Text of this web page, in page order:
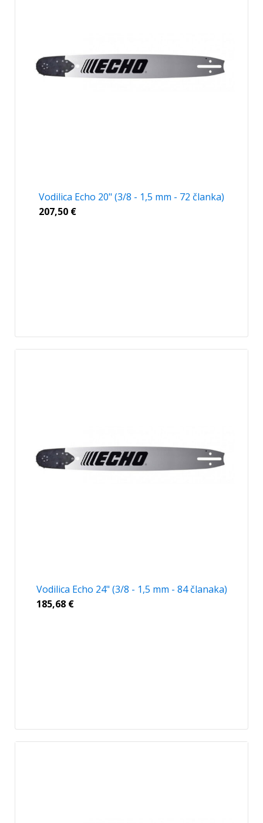
Vodilica Echo 20" (3/8 - 1,5 mm - 72 članka)
207,50 €
Vodilica Echo 24" (3/8 - 1,5 mm - 84 članaka)
185,68 €